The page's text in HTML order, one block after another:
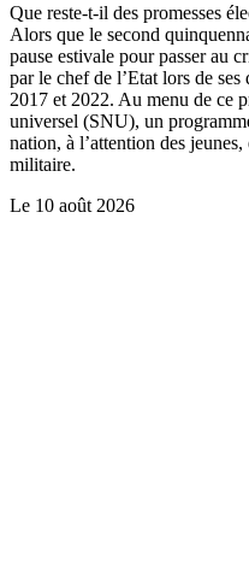
Que reste-t-il des promesses
Alors que le second
pause estivale pour passer au
par le chef de l’Etat lors de
2017 et 2022. Au menu de ce
universel (SNU), un
nation, à l’attention des
militaire.
Le 10 août 2026